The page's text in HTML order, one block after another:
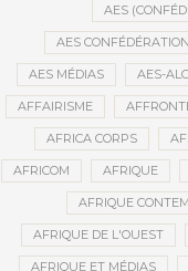
AES
AES
AES MÉDIAS AES-
AFFAIRISME
AFRICA CORPS
AFRICOM AFRIQUE
AFRIQUE
AFRIQUE DE L'OUEST
AFRIQUE ET MÉDIAS